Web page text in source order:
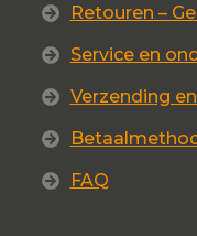
Retouren –
Service en
Verzending
FAQ